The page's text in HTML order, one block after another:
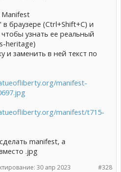
Manifest
браузере (Ctrl+Shift+C) и
узнать ее реальный
heritage)
и заменить в ней текст по
manifest-
manifest/t715-
manifest, а
.jpg
#328
30 апр 2023